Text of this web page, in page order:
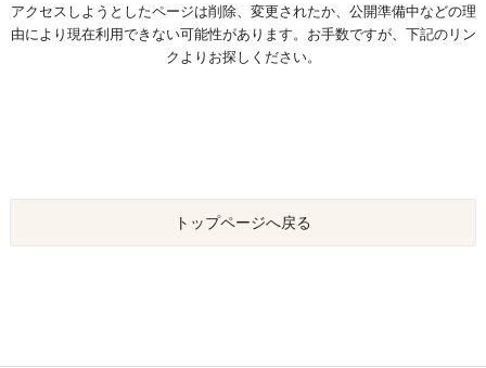
アクセスしようとしたページは削除、変更されたか、公開準備中などの理
由により現在利用できない可能性があります。お手数ですが、下記のリン
クよりお探しください。
トップページへ戻る